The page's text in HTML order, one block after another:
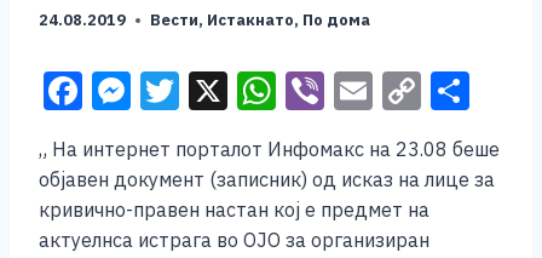
24.08.2019 Вести, Истакнато, По дома
F
c
e
b
M
ss
e
n
T
tt
er
X W
h
at
s
A
Vi
er
E
m
ai
l
C
o
p
y
Li
ar
„ На интернет порталот Инфомакс на 23.08 беше
објавен документ (записник) од исказ на лице за
кривично-правен настан кој е предмет на
актуелнсa истрага во ОЈО за организиран